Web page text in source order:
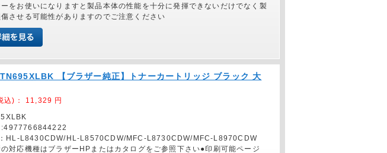
をお使いになりますと製品本体の性能を十分に発揮できないだけでなく製
させる可能性がありますのでご注意ください
【ブラザー純正】トナーカートリッジ ブラック 大
込)： 11,329 円
:4977766844222
HL-L8430CDW/HL-L8570CDW/MFC-L8730CDW/MFC-L8970CDW
応機種はブラザーHPまたはカタログをご参照下さい●印刷可能ページ